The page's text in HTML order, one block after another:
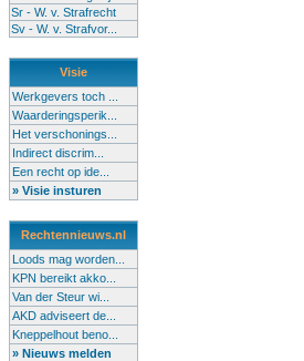
Sr - W. v. Strafrecht
Sv - W. v. Strafvor...
Visie
Werkgevers toch ...
Waarderingsperik...
Het verschonings...
Indirect discrim...
Een recht op ide...
» Visie insturen
Rechtennieuws.nl
Loods mag worden...
KPN bereikt akko...
Van der Steur wi...
AKD adviseert de...
Kneppelhout beno...
» Nieuws melden